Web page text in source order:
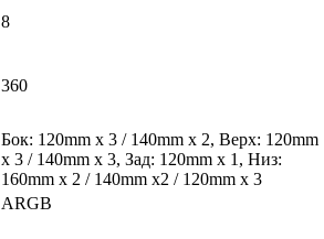
8
360
Бок: 120mm x 3 / 140mm x 2, Верх: 120mm
x 3 / 140mm x 3, Зад: 120mm x 1, Низ:
160mm x 2 / 140mm x2 / 120mm x 3
ARGB